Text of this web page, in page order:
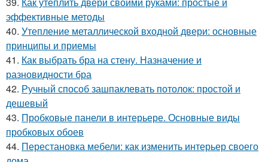
эффективные методы
40. Утепление металлической входной двери: основные
принципы и приемы
41. Как выбрать бра на стену. Назначение и
разновидности бра
42. Ручный способ зашпаклевать потолок: простой и
дешевый
43. Пробковые панели в интерьере. Основные виды
пробковых обоев
44. Перестановка мебели: как изменить интерьер своего